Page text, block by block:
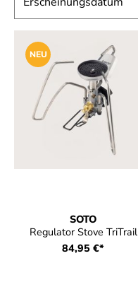
NEU
SOTO
Regulator Stove TriTrail
84,95 €*